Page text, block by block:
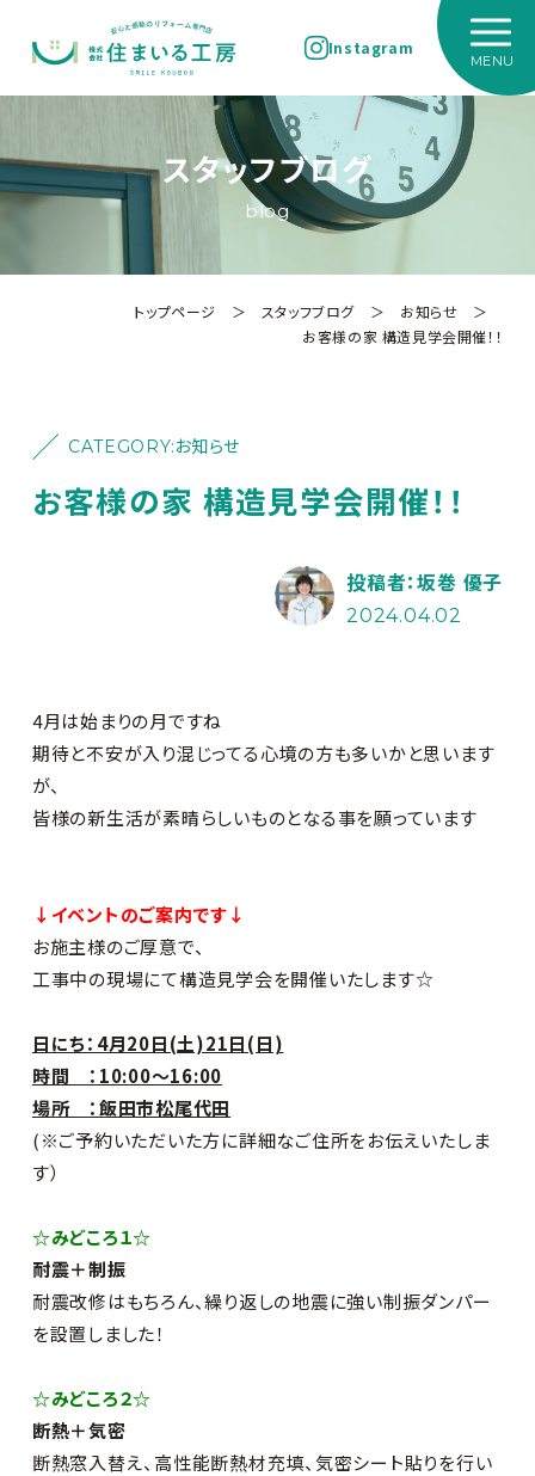
Instagram
スタッフブログ
blog
トップページ ＞ スタッフブログ ＞ お知らせ ＞
お客様の家 構造見学会開催！！
CATEGORY:お知らせ
お客様の家 構造見学会開催！！
投稿者：坂巻 優子
2024.04.02
4月は始まりの月ですね
期待と不安が入り混じってる心境の方も多いかと思います
が、
皆様の新生活が素晴らしいものとなる事を願っています
↓イベントのご案内です↓
お施主様のご厚意で、
工事中の現場にて構造見学会を開催いたします☆
日にち：4月20日(土)21日(日)
時間 ：10:00～16:00
場所 ：飯田市松尾代田
(※ご予約いただいた方に詳細なご住所をお伝えいたしま
す）
☆みどころ１☆
耐震＋制振
耐震改修はもちろん、繰り返しの地震に強い制振ダンパー
を設置しました！
☆みどころ２☆
断熱＋気密
断熱窓入替え、高性能断熱材充填、気密シート貼りを行い